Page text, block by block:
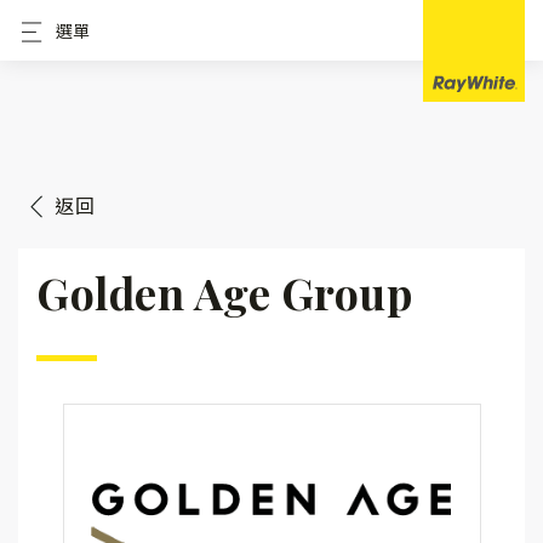
選單
返回
Golden Age Group